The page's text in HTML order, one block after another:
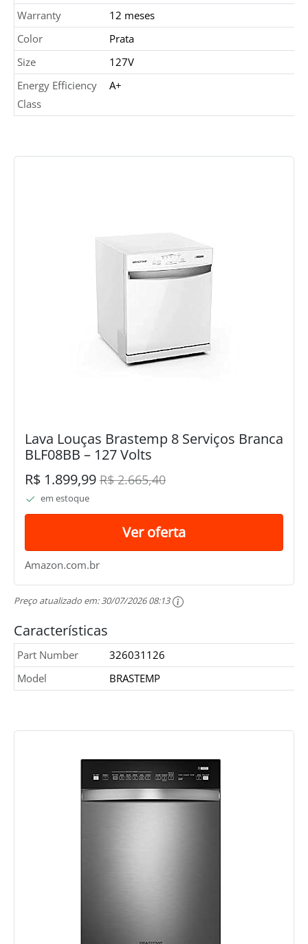
Warranty
12 meses
Color
Prata
Size
127V
Energy Efficiency
Class
A+
Lava Louças Brastemp 8 Serviços Branca
BLF08BB – 127 Volts
R$ 1.899,99R$ 2.665,40
em estoque
Ver oferta
Amazon.com.br
Preço atualizado em:30/07/2026 08:13
Características
Part Number
326031126
Model
BRASTEMP